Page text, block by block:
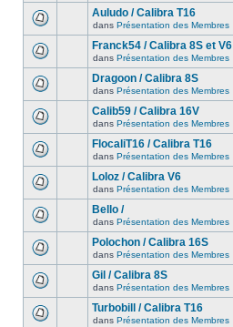
Auludo / Calibra T16
dans Présentation des Membres
Franck54 / Calibra 8S et V6
dans Présentation des Membres
Dragoon / Calibra 8S
dans Présentation des Membres
Calib59 / Calibra 16V
dans Présentation des Membres
FlocaliT16 / Calibra T16
dans Présentation des Membres
Loloz / Calibra V6
dans Présentation des Membres
Bello /
dans Présentation des Membres
Polochon / Calibra 16S
dans Présentation des Membres
Gil / Calibra 8S
dans Présentation des Membres
Turbobill / Calibra T16
dans Présentation des Membres